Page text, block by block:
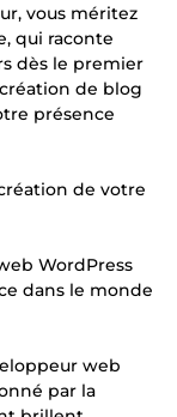
vous méritez
qui raconte
dès le premier
de blog
présence
de votre
WordPress
dans le monde
web
par la